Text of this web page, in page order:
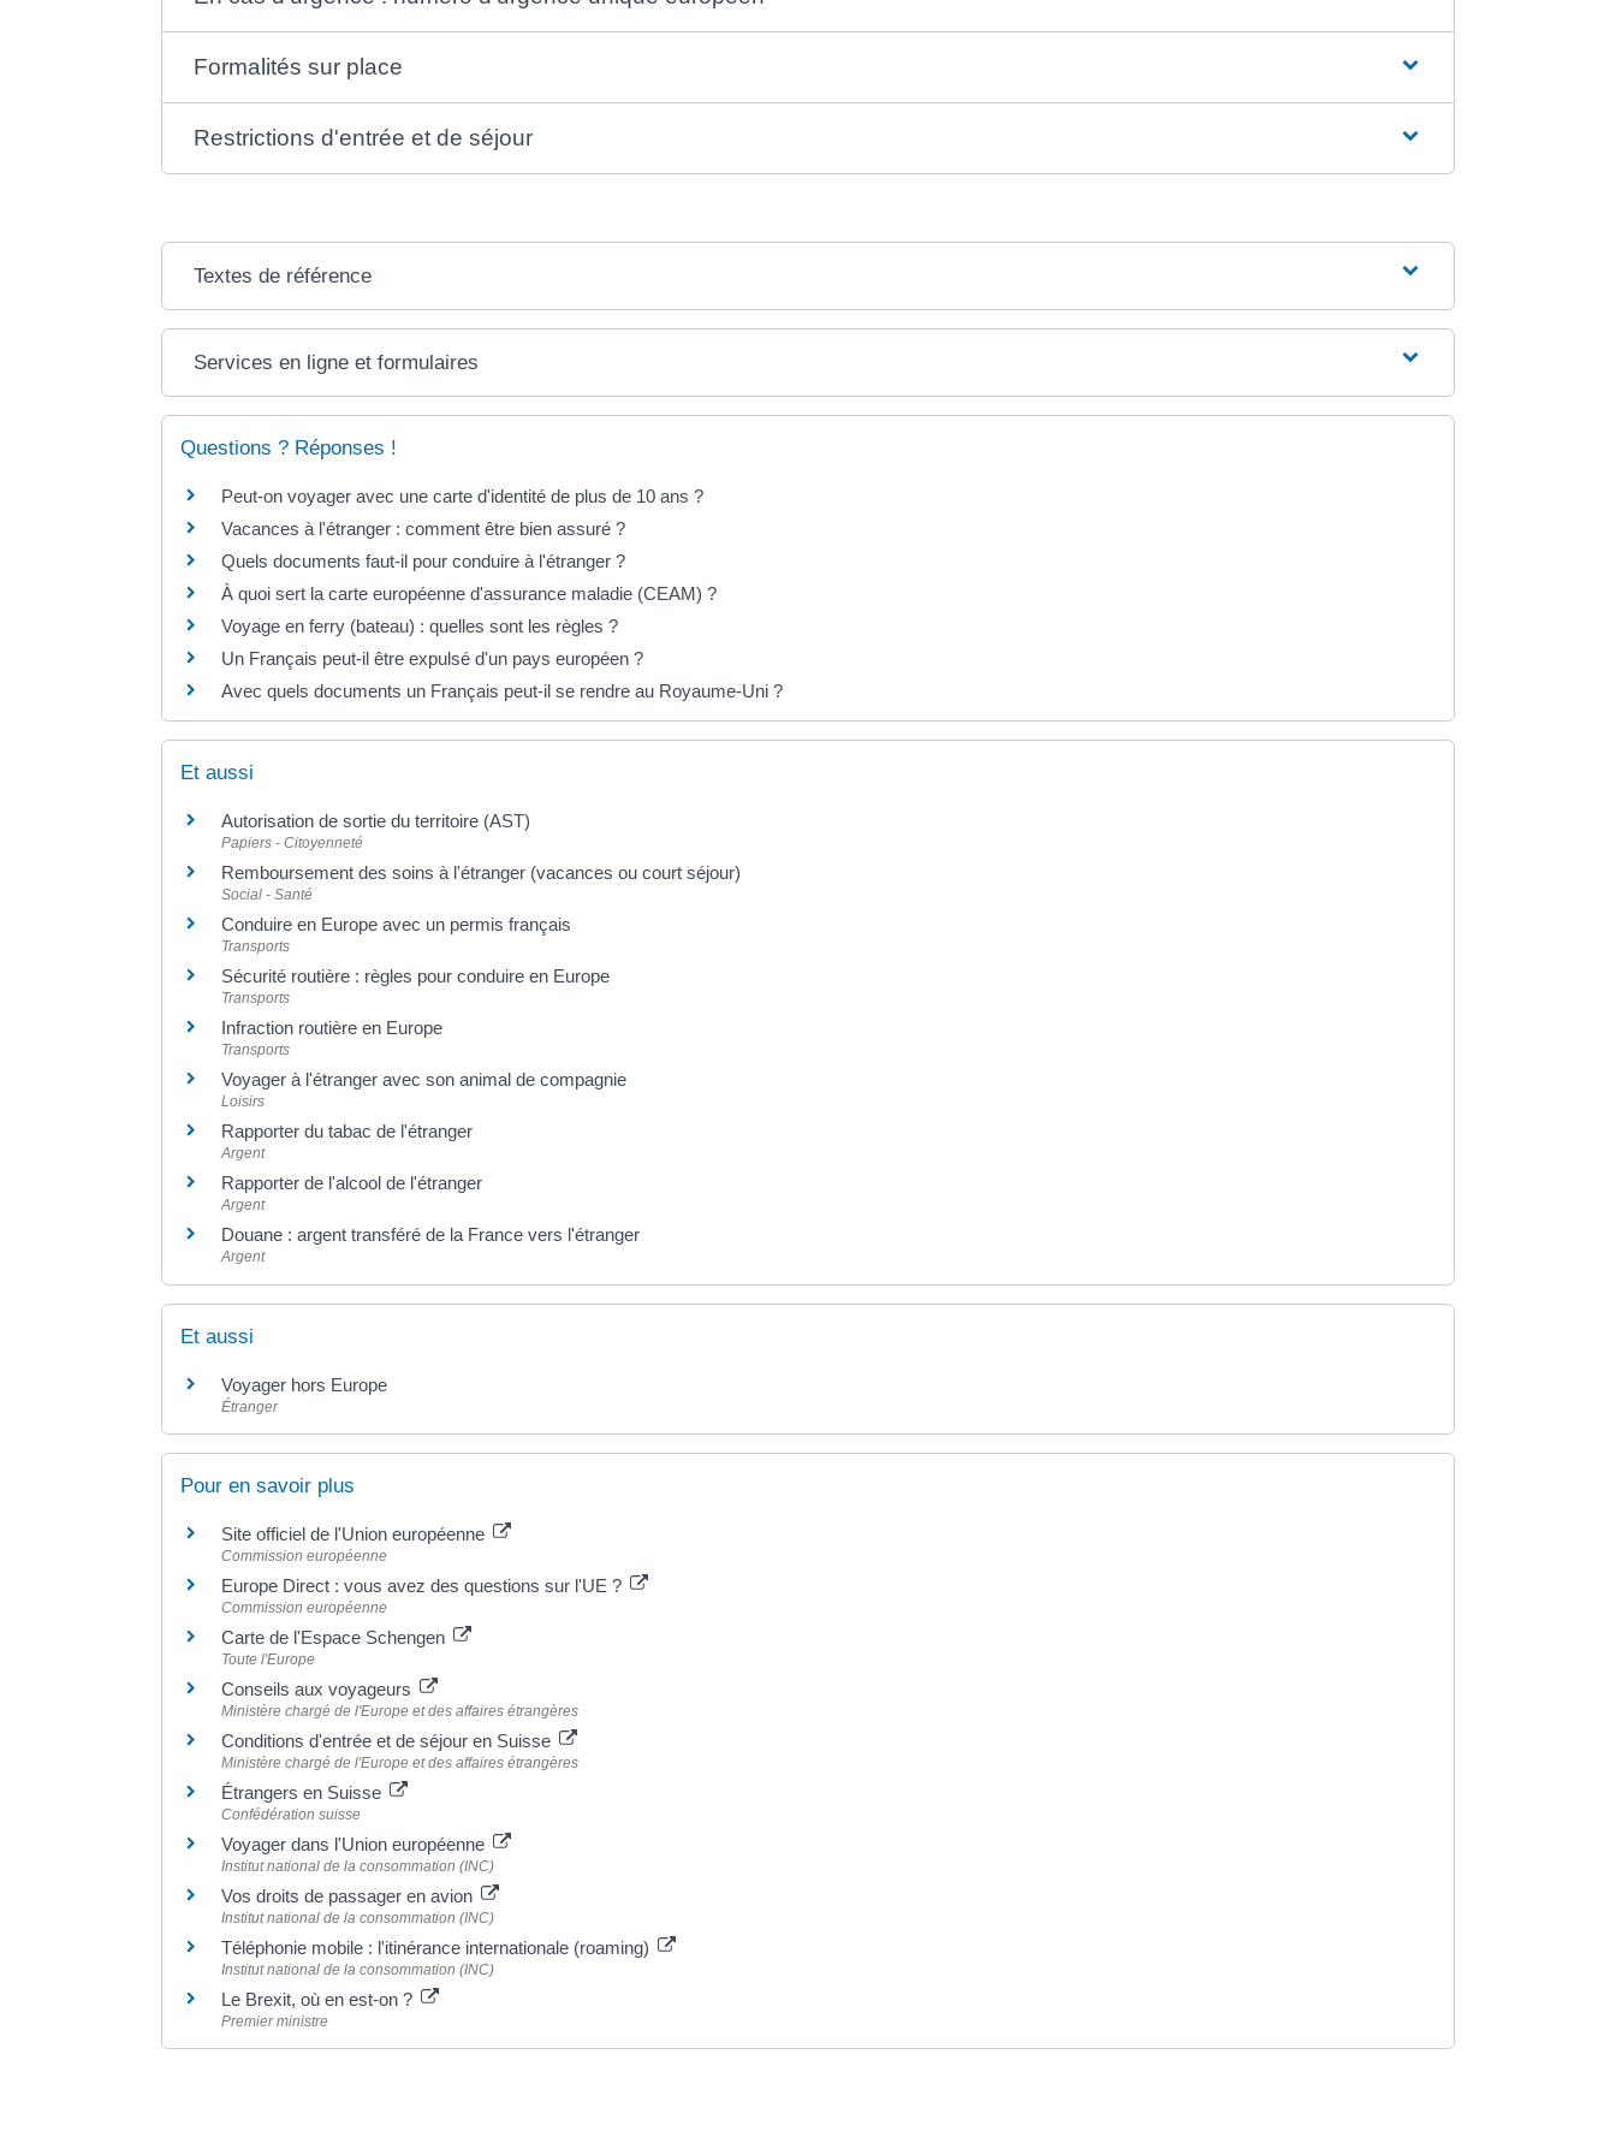
Formalités sur place
Restrictions d'entrée et de séjour
Textes de référence
Services en ligne et formulaires
Questions ? Réponses !
Peut-on voyager avec une carte d'identité de plus de 10 ans ?
Vacances à l'étranger : comment être bien assuré ?
Quels documents faut-il pour conduire à l'étranger ?
À quoi sert la carte européenne d'assurance maladie (CEAM) ?
Voyage en ferry (bateau) : quelles sont les règles ?
Un Français peut-il être expulsé d'un pays européen ?
Avec quels documents un Français peut-il se rendre au Royaume-Uni ?
Et aussi
Autorisation de sortie du territoire (AST)
Papiers - Citoyenneté
Remboursement des soins à l'étranger (vacances ou court séjour)
Social - Santé
Conduire en Europe avec un permis français
Transports
Sécurité routière : règles pour conduire en Europe
Transports
Infraction routière en Europe
Transports
Voyager à l'étranger avec son animal de compagnie
Loisirs
Rapporter du tabac de l'étranger
Argent
Rapporter de l'alcool de l'étranger
Argent
Douane : argent transféré de la France vers l'étranger
Argent
Et aussi
Voyager hors Europe
Étranger
Pour en savoir plus
Site officiel de l'Union européenne
Commission européenne
Europe Direct : vous avez des questions sur l'UE ?
Commission européenne
Carte de l'Espace Schengen
Toute l'Europe
Conseils aux voyageurs
Ministère chargé de l'Europe et des affaires étrangères
Conditions d'entrée et de séjour en Suisse
Ministère chargé de l'Europe et des affaires étrangères
Étrangers en Suisse
Confédération suisse
Voyager dans l'Union européenne
Institut national de la consommation (INC)
Vos droits de passager en avion
Institut national de la consommation (INC)
Téléphonie mobile : l'itinérance internationale (roaming)
Institut national de la consommation (INC)
Le Brexit, où en est-on ?
Premier ministre